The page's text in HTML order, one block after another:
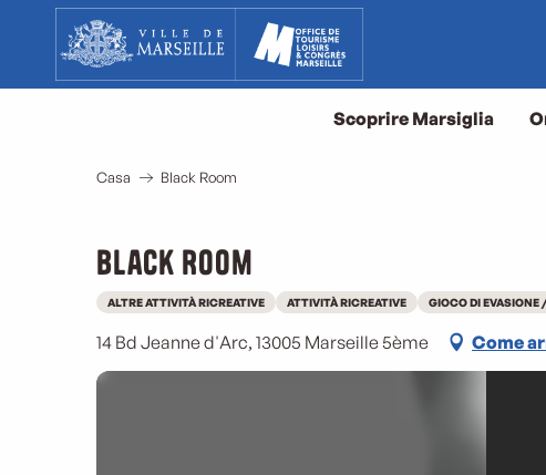
contenu
principal
Scoprire Marsiglia
Casa Black Room
Black Room
ALTRE ATTIVITÀ RICREATIVE ATTIVITÀ RICREATIVE GIOCO DI EVASIONE
14 Bd Jeanne d'Arc, 13005 Marseille 5ème Come